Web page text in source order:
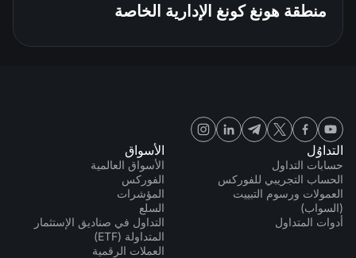
منطقة هونغ كونغ الإدارية الخاصة
التداوُل
حسابات التداول
الحساب التجريبي للفوركس
العمولات ورسوم التبييت
(السواب)
أدوات المتداول
الأسواق
الأسواق العالمية
الفوركس
المؤشرات
السلع
التداول في صناديق الإستثمار
المتداولة (ETF)
العملات الرقمية